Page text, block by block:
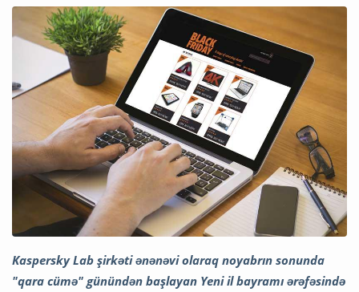
Kaspersky Lab şirkəti ənənəvi olaraq noyabrın sonunda
"qara cümə" günündən başlayan Yeni il bayramı ərəfəsində